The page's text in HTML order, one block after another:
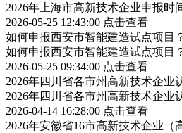
2026年上海市高新技术企业申报
2026-05-25 12:43:00 点击查看
如何申报西安市智能建造试点项目
如何申报西安市智能建造试点项目
2026-05-25 09:34:00 点击查看
2026年四川省各市州高新技术企
2026年四川省各市州高新技术企
2026-04-14 16:28:00 点击查看
2026年安徽省16市高新技术企业